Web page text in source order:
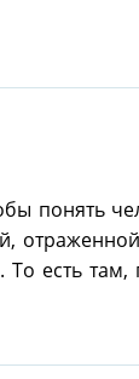
понять
есть там,